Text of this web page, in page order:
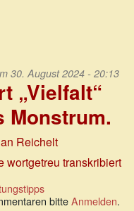
30. August 2024 - 20:13
„Vielfalt“
Monstrum.
Reichelt
wortgetreu transkribiert
bitteAnmelden.